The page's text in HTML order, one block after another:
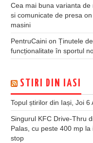
Cea mai buna varianta
si comunicate de presa on
masini
PentruCaini onȚinutele
funcționalitate în sportul
STIRI DIN IASI
Topul știrilor din Iași, Joi 6
Singurul KFC Drive-Thru
Palas, cu peste 400 mp
stop